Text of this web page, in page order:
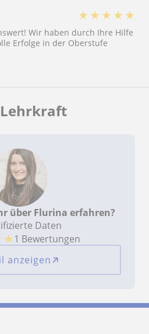
★ ★ ★ ★ ★
Wir haben durch Ihre Hilfe
Erfolge in der Oberstufe
über Flurina erfahren?
Daten
★1 Bewertungen
anzeigen